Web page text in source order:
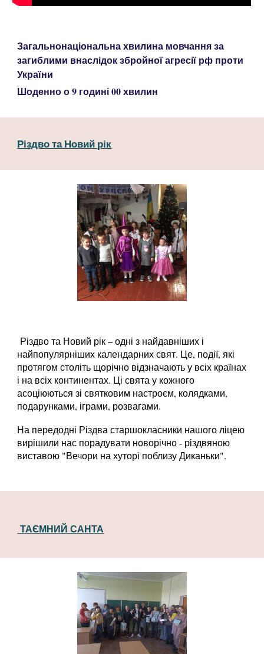
Загальнонаціональна хвилина мовчання за
загиблими внаслідок збройної агресії рф проти
України
Шоденно о 9 годині 00 хвилин
Різдво та Новий рік
Різдво та Новий рік – одні з найдавніших і
найпопулярніших календарних свят. Це, події, які
протягом століть щорічно відзначають у всіх країнах
і на всіх континентах. Ці свята у кожного
асоціюються зі святковим настроєм, колядками,
подарунками, іграми, розвагами.
На передодні Різдва старшокласники нашого ліцею
вирішили нас порадувати новорічно - різдвяною
виставою "Вечори на хуторі поблизу Диканьки".
ТАЄМНИЙ САНТА